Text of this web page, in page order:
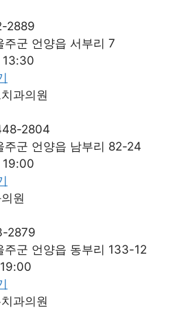
2889
주군 언양읍 서부리 7
과의원
2804
주군 언양읍 남부리 82-24
원
2879
주군 언양읍 동부리 133-12
과의원